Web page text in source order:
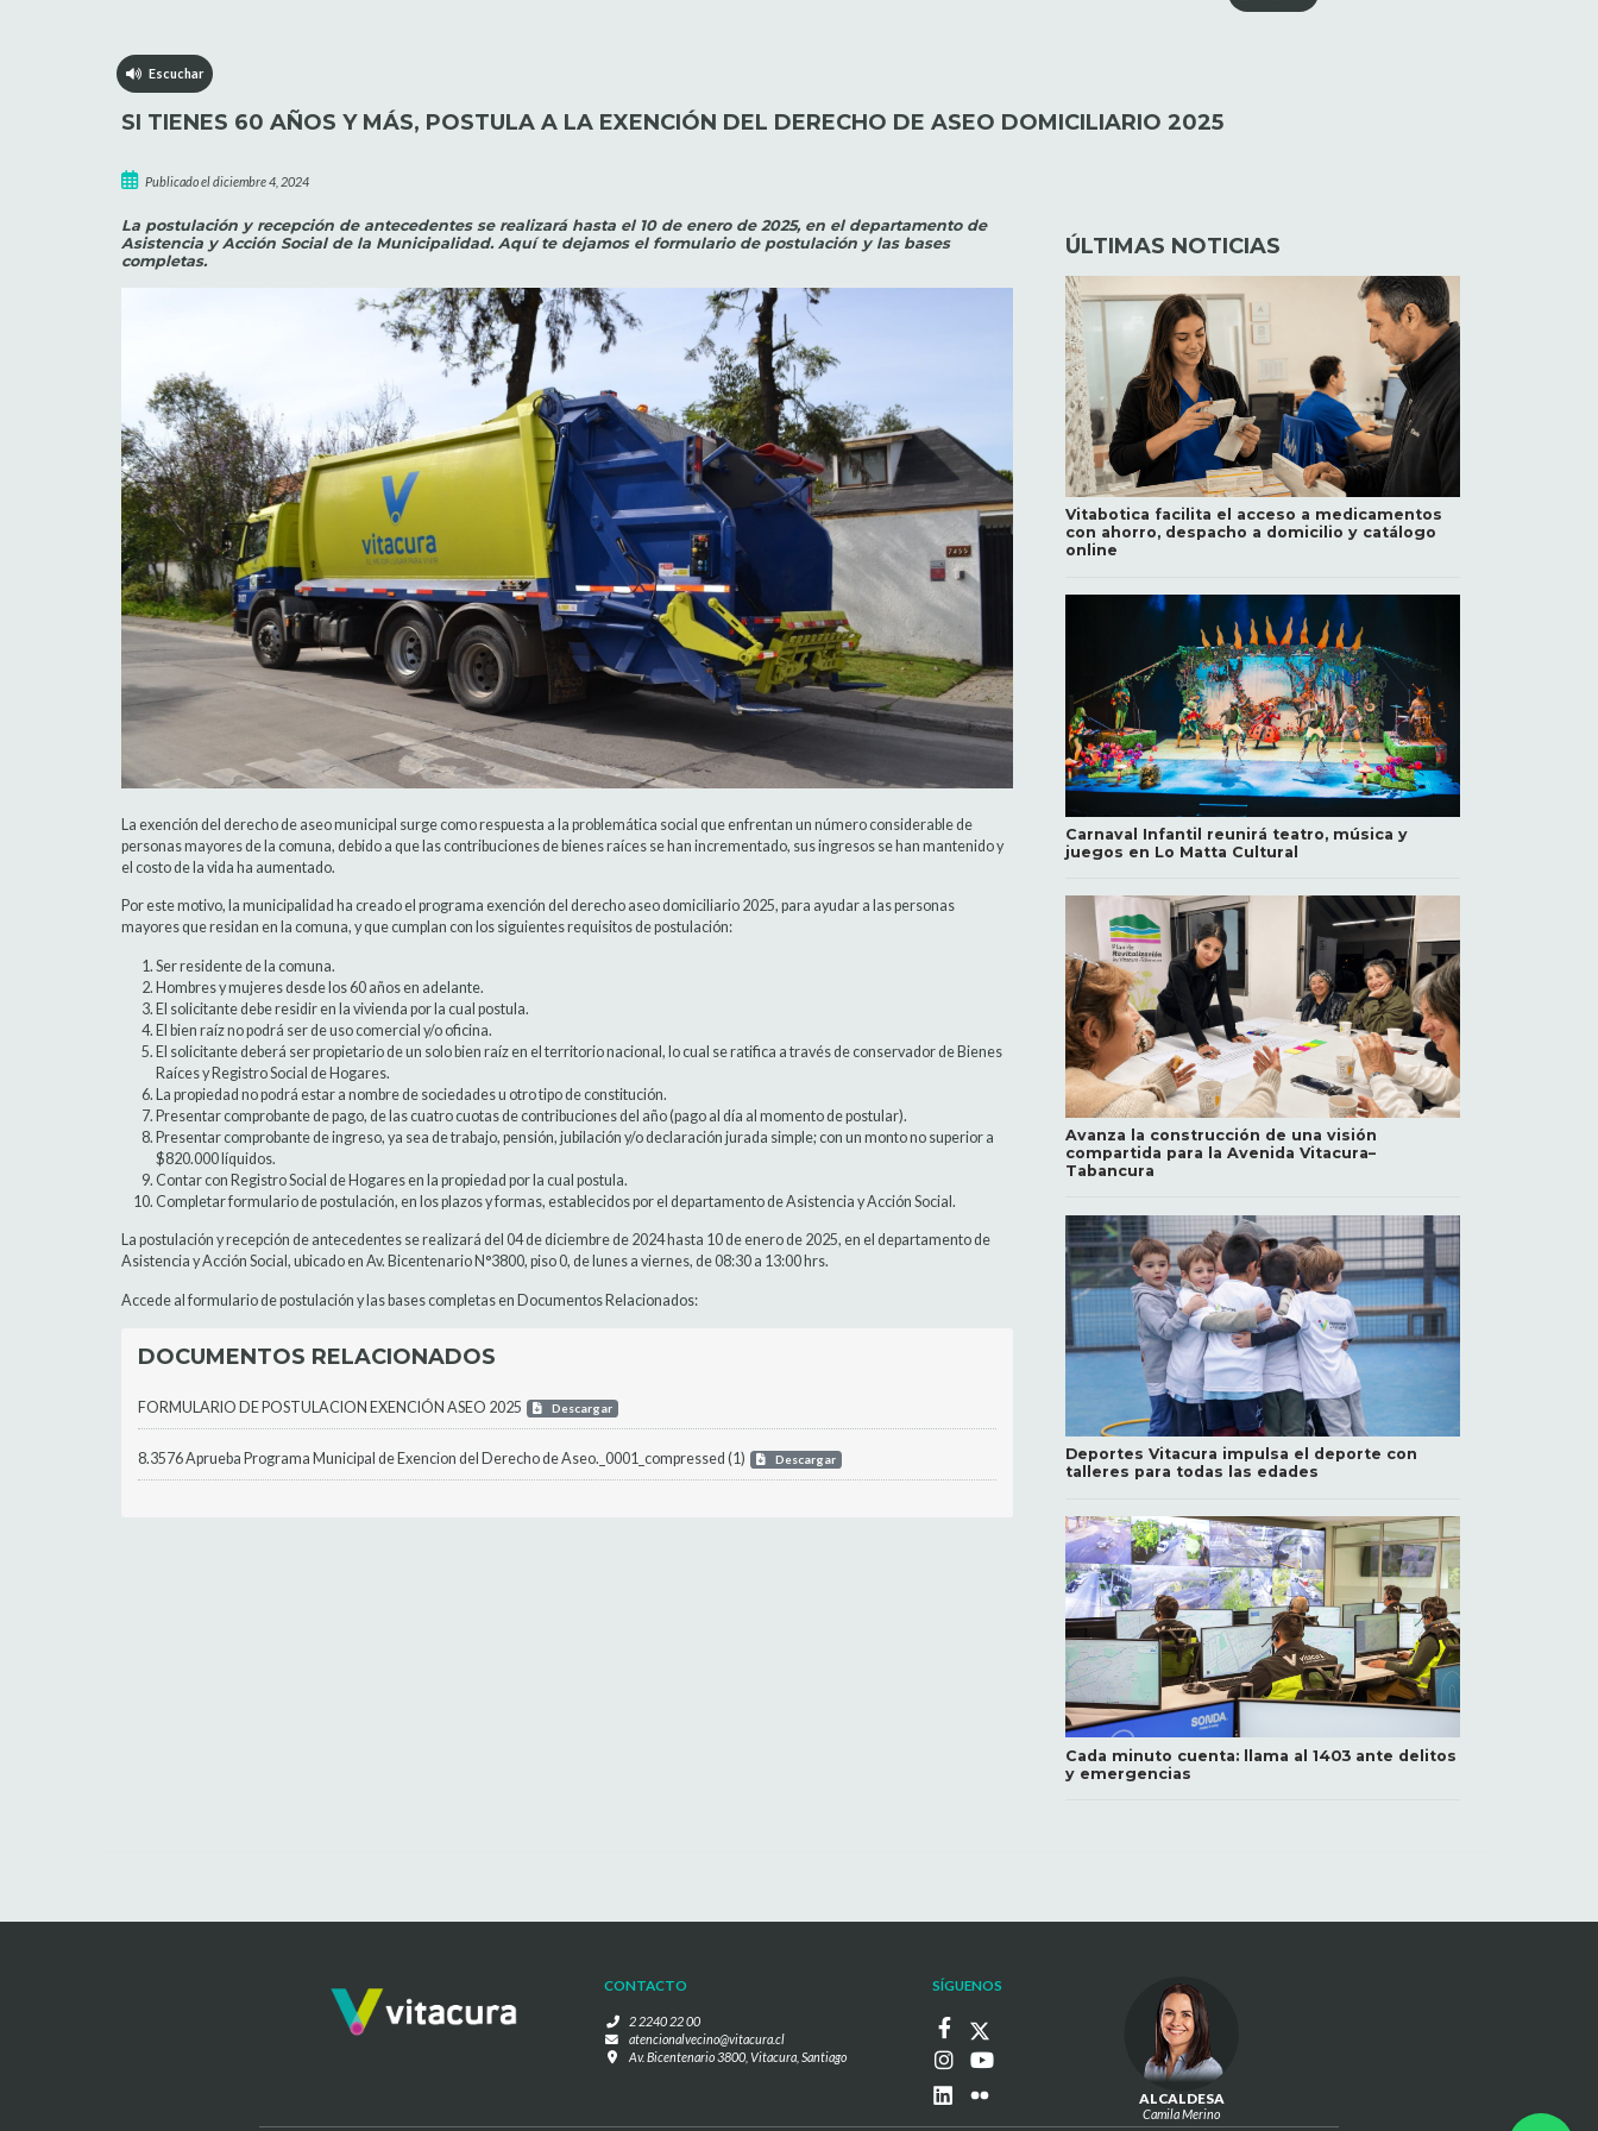
Escuchar
SI TIENES 60 AÑOS Y MÁS, POSTULA A LA EXENCIÓN DEL DERECHO DE ASEO DOMICILIARIO 2025
Publicado el diciembre 4, 2024
La postulación y recepción de antecedentes se realizará hasta el 10 de enero de 2025, en el departamento de
Asistencia y Acción Social de la Municipalidad. Aquí te dejamos el formulario de postulación y las bases
completas.
La exención del derecho de aseo municipal surge como respuesta a la problemática social que enfrentan un número considerable de
personas mayores de la comuna, debido a que las contribuciones de bienes raíces se han incrementado, sus ingresos se han mantenido y
el costo de la vida ha aumentado.
Por este motivo, la municipalidad ha creado el programa exención del derecho aseo domiciliario 2025, para ayudar a las personas
mayores que residan en la comuna, y que cumplan con los siguientes requisitos de postulación:
Ser residente de la comuna.
Hombres y mujeres desde los 60 años en adelante.
El solicitante debe residir en la vivienda por la cual postula.
El bien raíz no podrá ser de uso comercial y/o oficina.
El solicitante deberá ser propietario de un solo bien raíz en el territorio nacional, lo cual se ratifica a través de conservador de Bienes
Raíces y Registro Social de Hogares.
La propiedad no podrá estar a nombre de sociedades u otro tipo de constitución.
Presentar comprobante de pago, de las cuatro cuotas de contribuciones del año (pago al día al momento de postular).
Presentar comprobante de ingreso, ya sea de trabajo, pensión, jubilación y/o declaración jurada simple; con un monto no superior a
$820.000 líquidos.
Contar con Registro Social de Hogares en la propiedad por la cual postula.
Completar formulario de postulación, en los plazos y formas, establecidos por el departamento de Asistencia y Acción Social.
La postulación y recepción de antecedentes se realizará del 04 de diciembre de 2024 hasta 10 de enero de 2025, en el departamento de
Asistencia y Acción Social, ubicado en Av. Bicentenario N°3800, piso 0, de lunes a viernes, de 08:30 a 13:00 hrs.
Accede al formulario de postulación y las bases completas en Documentos Relacionados:
DOCUMENTOS RELACIONADOS
FORMULARIO DE POSTULACION EXENCIÓN ASEO 2025 Descargar
8.3576 Aprueba Programa Municipal de Exencion del Derecho de Aseo._0001_compressed (1) Descargar
ÚLTIMAS NOTICIAS
Vitabotica facilita el acceso a medicamentos
con ahorro, despacho a domicilio y catálogo
online
Carnaval Infantil reunirá teatro, música y
juegos en Lo Matta Cultural
Avanza la construcción de una visión
compartida para la Avenida Vitacura–
Tabancura
Deportes Vitacura impulsa el deporte con
talleres para todas las edades
Cada minuto cuenta: llama al 1403 ante delitos
y emergencias
CONTACTO
2 2240 22 00
atencionalvecino@vitacura.cl
Av. Bicentenario 3800, Vitacura, Santiago
SÍGUENOS
ALCALDESA
Camila Merino